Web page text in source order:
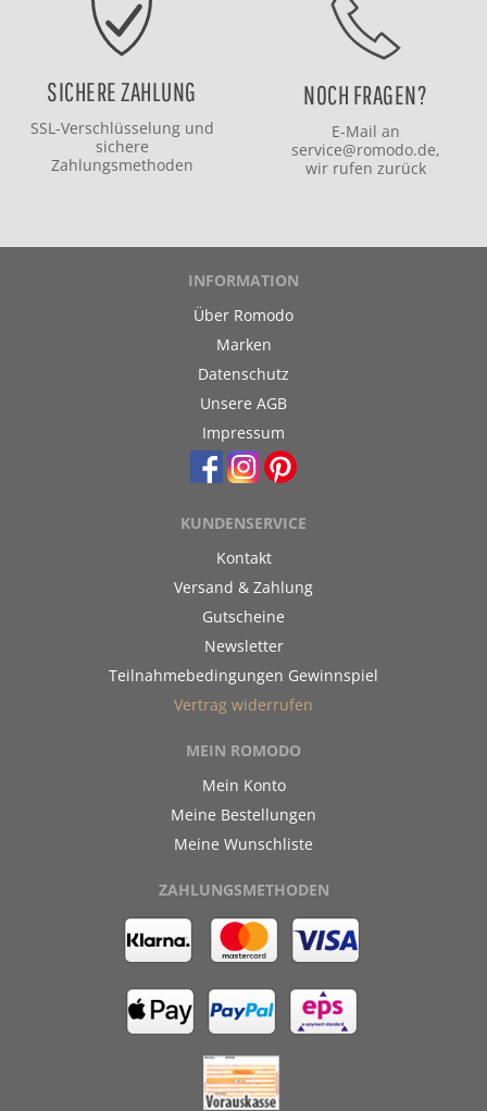
SICHERE ZAHLUNG
SSL-Verschlüsselung und
sichere
Zahlungsmethoden
NOCH FRAGEN?
E-Mail an
service@romodo.de,
wir rufen zurück
INFORMATION
Über Romodo
Marken
Datenschutz
Unsere AGB
Impressum
KUNDENSERVICE
Kontakt
Versand & Zahlung
Gutscheine
Newsletter
Teilnahmebedingungen Gewinnspiel
Vertrag widerrufen
MEIN ROMODO
Mein Konto
Meine Bestellungen
Meine Wunschliste
ZAHLUNGSMETHODEN